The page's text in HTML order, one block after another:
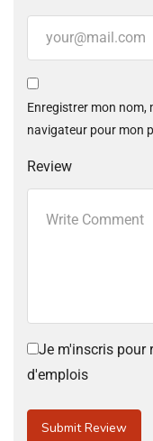
Enregistrer mon nom,
navigateur pour mon
Review
Je m'inscris pour
d'emplois